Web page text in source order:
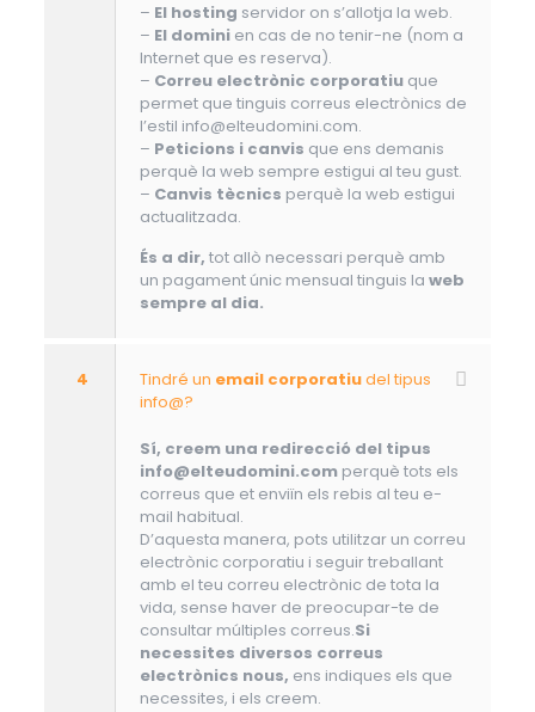
– El hosting servidor on s’allotja la web.
– El dominien cas de no tenir-ne (nom a
Internet que es reserva).
– Correu electrònic corporatiuque
permet que tinguis correus electrònics de
l’estil info@elteudomini.com.
– Peticions i canvis que ens demanis
perquè la web sempre estigui al teu gust.
– Canvis tècnics perquè la web estigui
actualitzada.
És a dir, tot allò necessari perquè amb
un pagament únic mensual tinguis la web
sempre al dia.
4 Tindré un email corporatiudel tipus
info@?
Sí, creem una redirecció del tipus
info@elteudomini.comperquè tots els
correus que et enviïn els rebis al teu e-
mail habitual.
D’aquesta manera, pots utilitzar un correu
electrònic corporatiu i seguir treballant
amb el teu correu electrònic de tota la
vida, sense haver de preocupar-te de
consultar múltiples correus.Si
necessites diversos correus
electrònics nous, ens indiques els que
necessites, i els creem.